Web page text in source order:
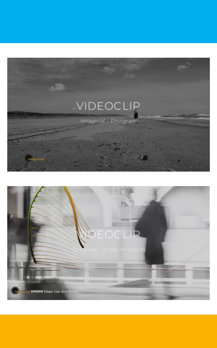
VIDEOCLIP
Imagicial – Philigrain
VIDEOCLIP
Imagicial – It Was An Epoch